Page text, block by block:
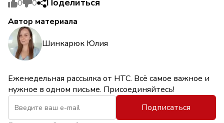
0 0 Поделиться
Автор материала
Шинкарюк Юлия
Еженедельная рассылка от НТС. Всё самое важное и
нужное в одном письме. Присоединяйтесь!
Подписаться